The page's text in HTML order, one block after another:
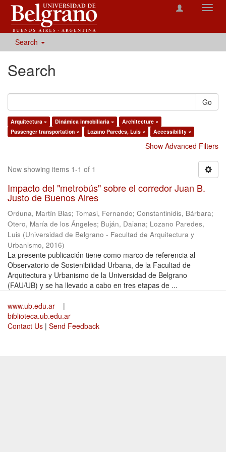
Search
Search
Go
Arquitectura × Dinámica inmobiliaria ×
Architecture ×
Passenger transportation ×
Lozano Paredes, Luis × Accessibility ×
Show Advanced Filters
Now showing items 1-1 of 1
Impacto del "metrobús" sobre el corredor Juan B.
Justo de Buenos Aires
Orduna, Martín Blas; Tomasi, Fernando; Constantinidis, Bárbara;
Otero, María de los Ángeles; Buján, Daiana; Lozano Paredes,
Luis (Universidad de Belgrano - Facultad de Arquitectura y
Urbanismo, 2016)
La presente publicación tiene como marco de referencia al
Observatorio de Sostenibilidad Urbana, de la Facultad de
Arquitectura y Urbanismo de la Universidad de Belgrano
(FAU/UB) y se ha llevado a cabo en tres etapas de ...
www.ub.edu.ar
|
biblioteca.ub.edu.ar
Contact Us | Send Feedback